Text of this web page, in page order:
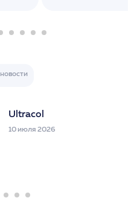
Ultracol
10 июля 2026